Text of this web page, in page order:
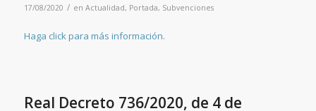
17/08/2020 / en Actualidad, Portada, Subvenciones
Haga click para más información.
Real Decreto 736/2020, de 4 de